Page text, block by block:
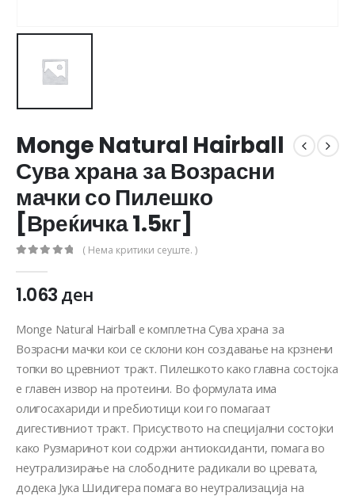
Monge Natural Hairball
Сува храна за Возрасни
мачки со Пилешко
[Вреќичка 1.5кг]
( Нема критики сеуште. )
1.063ден
Monge Natural Hairball е комплетна Сува храна за
Возрасни мачки кои се склони кон создавање на крзнени
топки во цревниот тракт. Пилешкото како главна состојка
е главен извор на протеини. Во формулата има
олигосахариди и пребиотици кои го помагаат
дигестивниот тракт. Присуството на специјални состојки
како Рузмаринот кои содржи антиоксиданти, помага во
неутрализирање на слободните радикали во цревата,
додека Јука Шидигера помага во неутрализација на